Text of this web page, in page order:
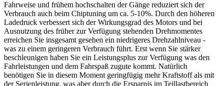
Fahrweise und frühem hochschalten der Gänge reduziert sich der
Verbrauch auch beim Chiptuning um ca. 5-10%. Durch den höheren
Ladedruck verbessert sich der Wirkungsgrad des Motors und bei
Ausnutzung des früher zur Verfügung stehenden Drehmomentes
erreichen Sie insgesamt gesehen ein niedrigeres Drehzahlniveau -
was zu einem geringeren Verbrauch führt. Erst wenn Sie stärker
beschleunigen haben Sie ein Leistungsplus zur Verfügung was den
Fahrleistungen und dem Fahrspaß zugute kommt. Natürlich
benötigen Sie in diesem Moment geringfügig mehr Kraftstoff als mit
der Serienleistung, was aber durch die Ersparnis im Teillastbereich